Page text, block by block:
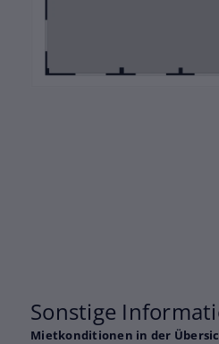
Sonstige
Mietkonditionen in der